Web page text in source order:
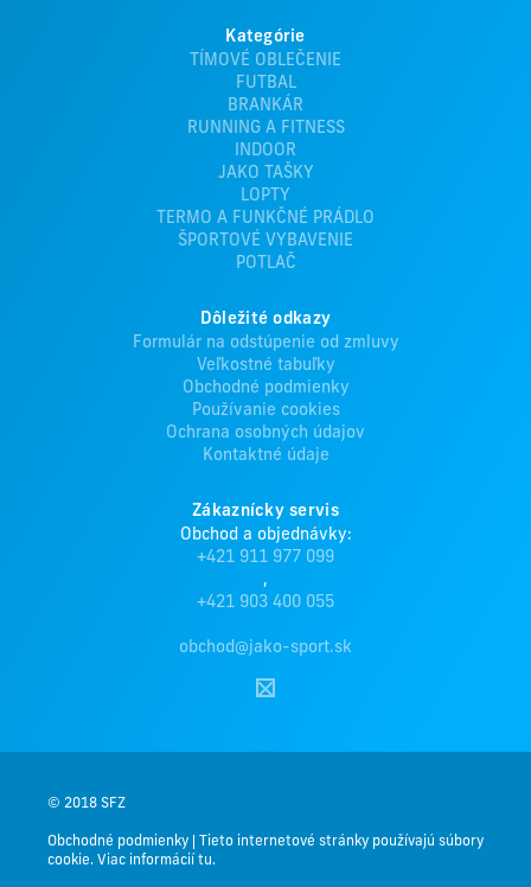
Kategórie
TÍMOVÉ OBLEČENIE
FUTBAL
BRANKÁR
RUNNING A FITNESS
INDOOR
JAKO TAŠKY
LOPTY
TERMO A FUNKČNÉ PRÁDLO
ŠPORTOVÉ VYBAVENIE
POTLAČ
Dôležité odkazy
Formulár na odstúpenie od zmluvy
Veľkostné tabuľky
Obchodné podmienky
Používanie cookies
Ochrana osobných údajov
Kontaktné údaje
Zákaznícky servis
Obchod a objednávky:
+421 911 977 099
,
+421 903 400 055
obchod@jako-sport.sk
© 2018 SFZ
Obchodné podmienky
Tieto internetové stránky používajú súbory
cookie. Viac informácií tu.